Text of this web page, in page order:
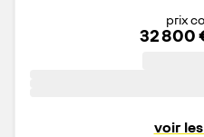
prix
32 800
voir